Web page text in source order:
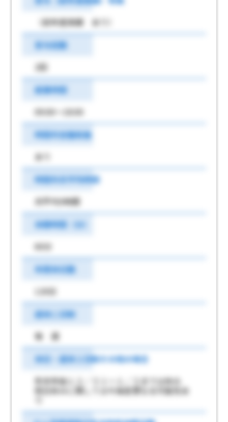
（前年度実績 あり）
賞与回数
2回
就業時間
09:00～18:00
時間外労働有無
あり
時間外月平均時間
月平均5時間
休憩時間（分）
60分
年間休日数
120日
週休二日制
毎 週
休日・週休２日制その他の場合
年末年始１２／３１～１／３までは休み
祝日休みに関しては今後変更なる可能性あ